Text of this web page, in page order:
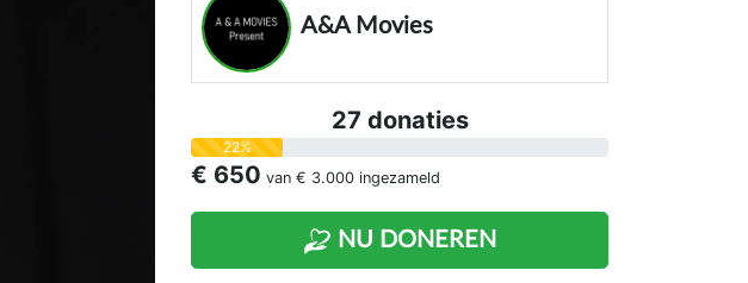
A&A Movies
27 donaties
22%
€ 650 van € 3.000 ingezameld
NU DONEREN